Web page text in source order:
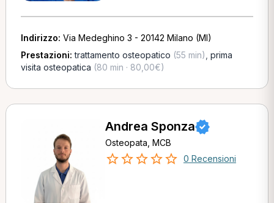
Indirizzo: Via Medeghino 3 - 20142 Milano (MI)
Prestazioni:trattamento osteopatico (55 min) prima
visita osteopatica (80 min · 80,00€)
Andrea Sponza
Osteopata, MCB
0 Recensioni